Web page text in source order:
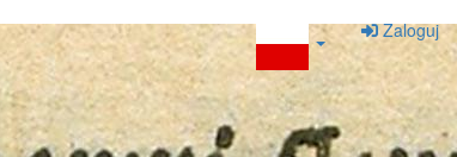
Zaloguj